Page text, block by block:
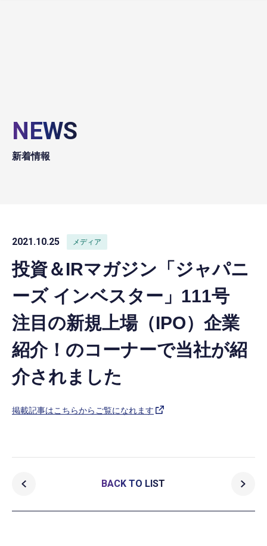
NEWS
新着情報
2021.10.25 メディア
投資＆IRマガジン「ジャパニ
ーズ インベスター」111号
注目の新規上場（IPO）企業
紹介！のコーナーで当社が紹
介されました
掲載記事はこちらからご覧になれます
BACK TO LIST